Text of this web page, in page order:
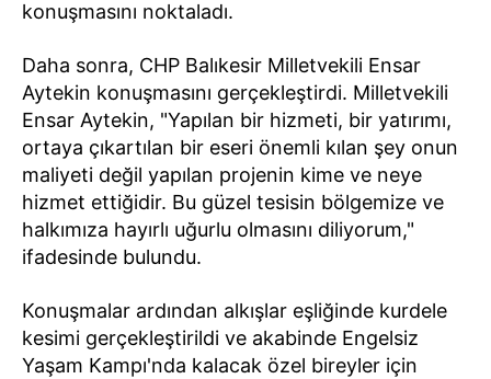
konuşmasını noktaladı.
Daha sonra, CHP Balıkesir Milletvekili Ensar
Aytekin konuşmasını gerçekleştirdi. Milletvekili
Ensar Aytekin, "Yapılan bir hizmeti, bir yatırımı,
ortaya çıkartılan bir eseri önemli kılan şey onun
maliyeti değil yapılan projenin kime ve neye
hizmet ettiğidir. Bu güzel tesisin bölgemize ve
halkımıza hayırlı uğurlu olmasını diliyorum,"
ifadesinde bulundu.
Konuşmalar ardından alkışlar eşliğinde kurdele
kesimi gerçekleştirildi ve akabinde Engelsiz
Yaşam Kampı'nda kalacak özel bireyler için